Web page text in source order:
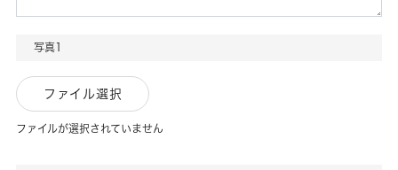
写真1
ファイル選択
ファイルが選択されていません